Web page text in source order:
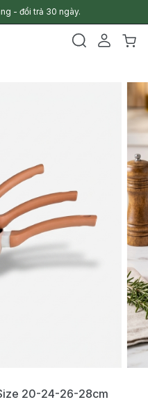
- đổi trả 30 ngày.
20-24-26-28cm